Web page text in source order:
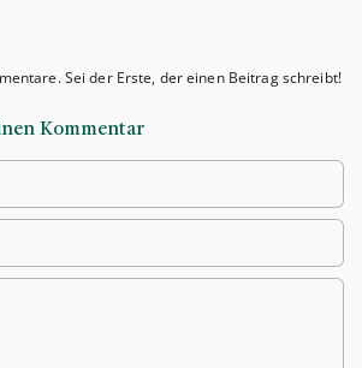
Sei der Erste, der einen Beitrag schreibt!
Kommentar